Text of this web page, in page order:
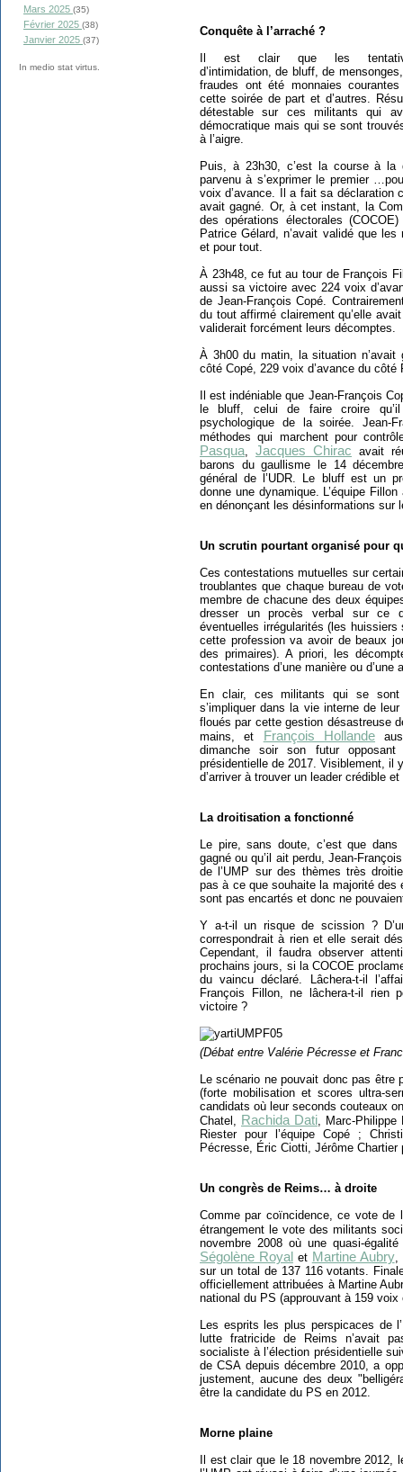
Mars 2025 (35)
Février 2025 (38)
Janvier 2025 (37)
In medio stat virtus.
Conquête à l’arraché ?
Il est clair que les
d’intimidation, de bluff, de
fraudes ont été monnaies
cette soirée de part et d’autres.
détestable sur ces militants qui
démocratique mais qui se sont
à l’aigre.
Puis, à 23h30, c’est la course à la
parvenu à s’exprimer le premier
voix d’avance. Il a fait sa déclaration
avait gagné. Or, à cet instant, la
des opérations électorales
Patrice Gélard, n’avait validé que
et pour tout.
À 23h48, ce fut au tour de François
aussi sa victoire avec 224 voix
de Jean-François Copé.
du tout affirmé clairement qu’elle
validerait forcément leurs décomptes.
À 3h00 du matin, la situation n’avait
côté Copé, 229 voix d’avance du côté
Il est indéniable que Jean-François
le bluff, celui de faire croire
psychologique de la soirée. Jean-
méthodes qui marchent pour
Pasqua Jacques Chirac avait
barons du gaullisme le 14
général de l’UDR. Le bluff est un
donne une dynamique. L’équipe
en dénonçant les désinformations sur
Un scrutin pourtant organisé pour
Ces contestations mutuelles sur
troublantes que chaque bureau de
membre de chacune des deux
dresser un procès verbal sur ce
éventuelles irrégularités (les
cette profession va avoir de beaux
des primaires). A priori, les
contestations d’une manière ou d’une
En clair, ces militants qui se
s’impliquer dans la vie interne de
floués par cette gestion désastreuse
mains, et
François Hollande
dimanche soir son futur
présidentielle de 2017. Visiblement, il
d’arriver à trouver un leader crédible
La droitisation a fonctionné
Le pire, sans doute, c’est que
gagné ou qu’il ait perdu, Jean-
de l’UMP sur des thèmes très
pas à ce que souhaite la majorité des
sont pas encartés et donc ne
Y a-t-il un risque de scission ?
correspondrait à rien et elle serait
Cependant, il faudra observer
prochains jours, si la COCOE
du vaincu déclaré. Lâchera-t-il
François Fillon, ne lâchera-t-il rien
victoire ?
(Débat entre Valérie Pécresse et
Le scénario ne pouvait donc pas
(forte mobilisation et scores ultra-
candidats où leur seconds couteaux
Chatel,
Rachida Dati , Marc-
Riester pour l’équipe Copé ;
Pécresse, Éric Ciotti, Jérôme Chartier
Un congrès de Reims… à droite
Comme par coïncidence, ce vote de
étrangement le vote des militants
novembre 2008 où une quasi-
Ségolène Royal et Martine Aubry,
sur un total de 137 116 votants.
officiellement attribuées à Martine
national du PS (approuvant à 159
Les esprits les plus perspicaces de
lutte fratricide de Reims n’avait
socialiste à l’élection présidentielle
de CSA depuis décembre 2010, a
justement, aucune des deux
être la candidate du PS en 2012.
Morne plaine
Il est clair que le 18 novembre